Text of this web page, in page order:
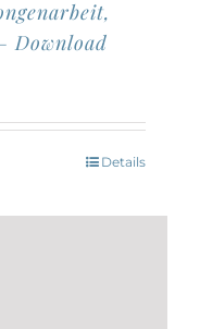
Download
Details